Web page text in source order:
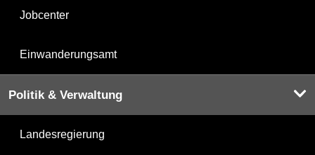
Jobcenter
Einwanderungsamt
Politik & Verwaltung
Landesregierung